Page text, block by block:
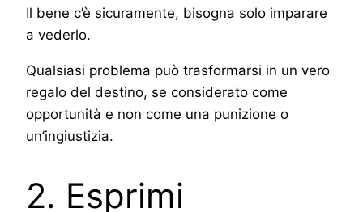
Il bene c’è sicuramente, bisogna solo imparare
a vederlo.
Qualsiasi problema può trasformarsi in un vero
regalo del destino, se considerato come
opportunità e non come una punizione o
un’ingiustizia.
2. Esprimi